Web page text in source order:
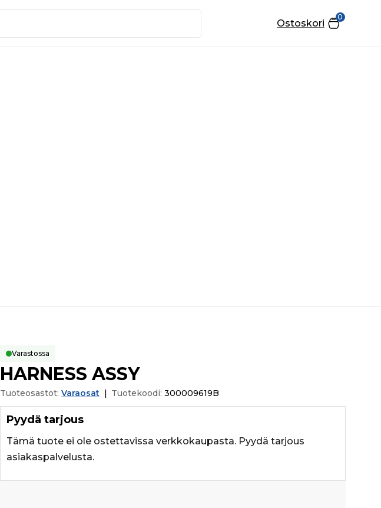
0
Ostoskori
Varastossa
HARNESS ASSY
Tuoteosastot: Varaosat | Tuotekoodi: 300009619B
Pyydä tarjous
Tämä tuote ei ole ostettavissa verkkokaupasta. Pyydä tarjous
asiakaspalvelusta.